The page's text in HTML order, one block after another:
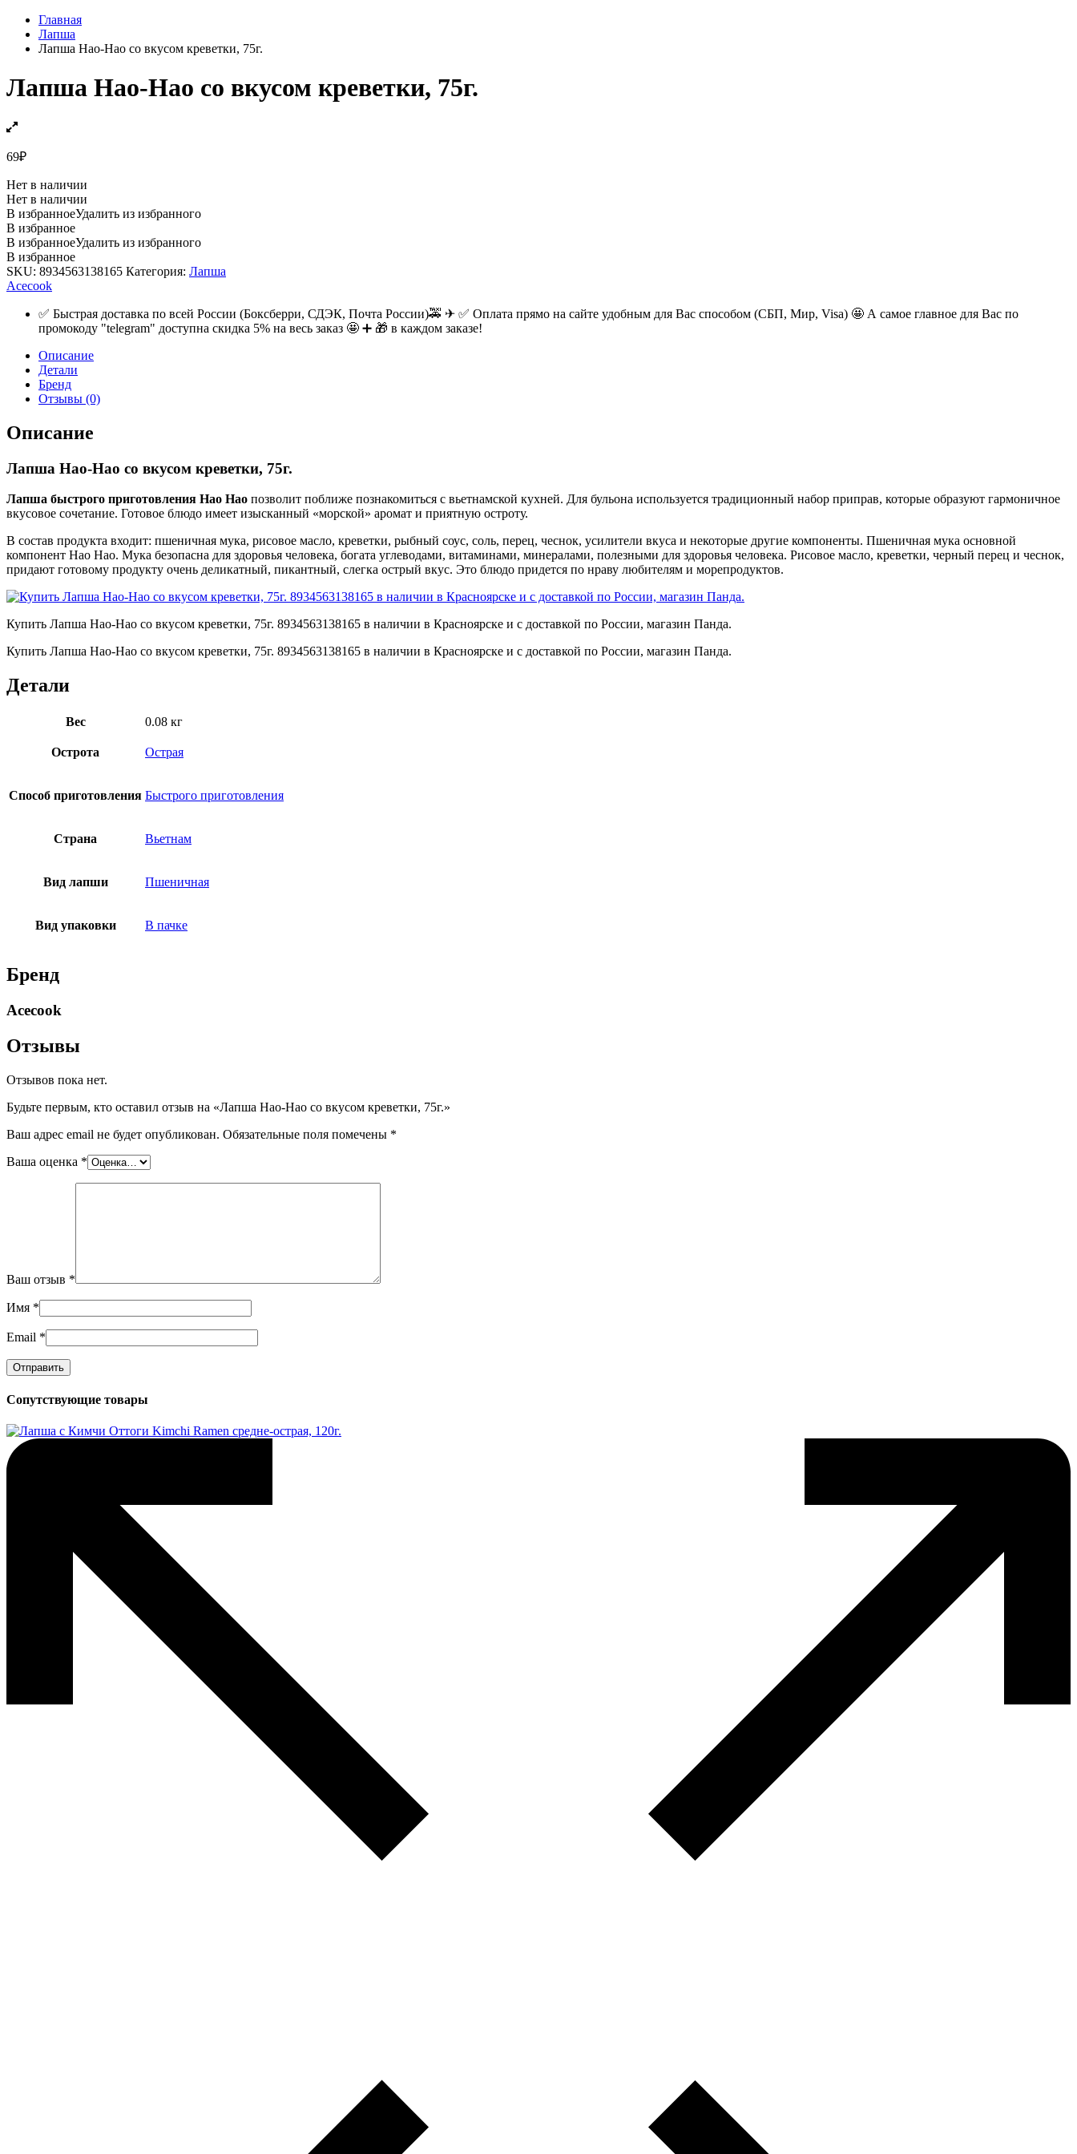
Главная
Лапша
Лапша Hao-Hao со вкусом креветки, 75г.
Лапша Hao-Hao со вкусом креветки, 75г.
69₽
Нет в наличии
Нет в наличии
В избранноеУдалить из избранного
В избранное
В избранноеУдалить из избранного
В избранное
SKU: 8934563138165 Категория: Лапша
Acecook
✅ Быстрая доставка по всей России (Боксберри, СДЭК, Почта России)🚕 ✈ ✅ Оплата прямо на сайте удобным для Вас способом (СБП, Мир, Visa) 🤩 А самое главное для Вас по
промокоду "telegram" доступна скидка 5% на весь заказ 🤩 ➕ 🎁 в каждом заказе!
Описание
Детали
Бренд
Отзывы (0)
Описание
Лапша Hao-Hao со вкусом креветки, 75г.
Лапша быстрого приготовления Hao Hao позволит поближе познакомиться с вьетнамской кухней. Для бульона используется традиционный набор приправ, которые образуют гармоничное
вкусовое сочетание. Готовое блюдо имеет изысканный «морской» аромат и приятную остроту.
В состав продукта входит: пшеничная мука, рисовое масло, креветки, рыбный соус, соль, перец, чеснок, усилители вкуса и некоторые другие компоненты. Пшеничная мука основной
компонент Hao Hao. Мука безопасна для здоровья человека, богата углеводами, витаминами, минералами, полезными для здоровья человека. Рисовое масло, креветки, черный перец и чеснок,
придают готовому продукту очень деликатный, пикантный, слегка острый вкус. Это блюдо придется по нраву любителям и морепродуктов.
Купить Лапша Hao-Hao со вкусом креветки, 75г. 8934563138165 в наличии в Красноярске и с доставкой по России, магазин Панда.
Купить Лапша Hao-Hao со вкусом креветки, 75г. 8934563138165 в наличии в Красноярске и с доставкой по России, магазин Панда.
Детали
Вес 0.08 кг
Острота Острая
Способ приготовления Быстрого приготовления
Страна Вьетнам
Вид лапши Пшеничная
Вид упаковки В пачке
Бренд
Acecook
Отзывы
Отзывов пока нет.
Будьте первым, кто оставил отзыв на «Лапша Hao-Hao со вкусом креветки, 75г.»
Ваш адрес email не будет опубликован. Обязательные поля помечены *
Ваша оценка *
Ваш отзыв *
Имя *
Email *
Сопутствующие товары